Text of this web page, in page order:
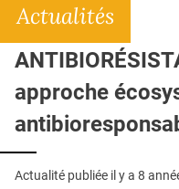
CRÉDITS
Actualités
approche
Actualité publiée il y a 8